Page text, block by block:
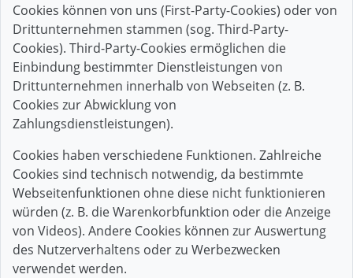
Cookies können von uns (First-Party-Cookies) oder von
Drittunternehmen stammen (sog. Third-Party-
Cookies). Third-Party-Cookies ermöglichen die
Einbindung bestimmter Dienstleistungen von
Drittunternehmen innerhalb von Webseiten (z. B.
Cookies zur Abwicklung von
Zahlungsdienstleistungen).
Cookies haben verschiedene Funktionen. Zahlreiche
Cookies sind technisch notwendig, da bestimmte
Webseitenfunktionen ohne diese nicht funktionieren
würden (z. B. die Warenkorbfunktion oder die Anzeige
von Videos). Andere Cookies können zur Auswertung
des Nutzerverhaltens oder zu Werbezwecken
verwendet werden.